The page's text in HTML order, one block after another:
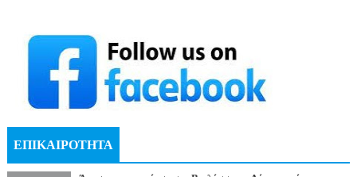
ΕΠΙΚΑΙΡΟΤΗΤΑ